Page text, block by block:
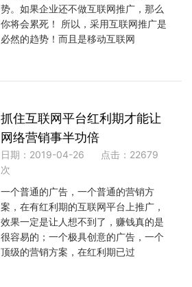
势。如果企业还不做互联网推广，那么
你将会累死！ 所以，采用互联网推广是
必然的趋势！而且是移动互联网
抓住互联网平台红利期才能让
网络营销事半功倍
日期：2019-04-26
点击：22679
次
一个普通的广告，一个普通的营销方
案，在有红利期的互联网平台上推广，
效果一定是让人想不到了，赚钱真的是
很容易的；一个极具创意的广告，一个
顶级的营销方案，在红利期已过